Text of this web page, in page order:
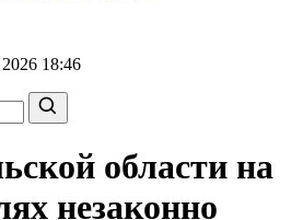
18:46
области на
незаконно